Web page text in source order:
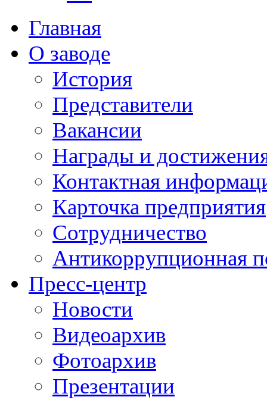
Главная
О заводе
История
Представители
Вакансии
Награды и
Контактная
Карточка предприятия
Сотрудничество
Антикоррупционная
Пресс-центр
Новости
Видеоархив
Фотоархив
Презентации